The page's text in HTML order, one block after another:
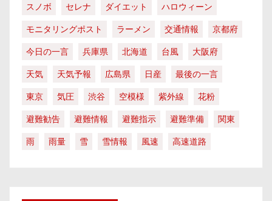
スノボ
セレナ ダイエット
ハロウィーン
モニタリングポスト
ラーメン 交通情報
京都府
今日の一言
兵庫県 北海道 台風
大阪府
天気
天気予報 広島県 日産
最後の一言
東京
気圧 渋谷 空模様 紫外線
花粉
避難勧告
避難情報 避難指示 避難準備
関東
雨
雨量 雪 雪情報 風速 高速道路